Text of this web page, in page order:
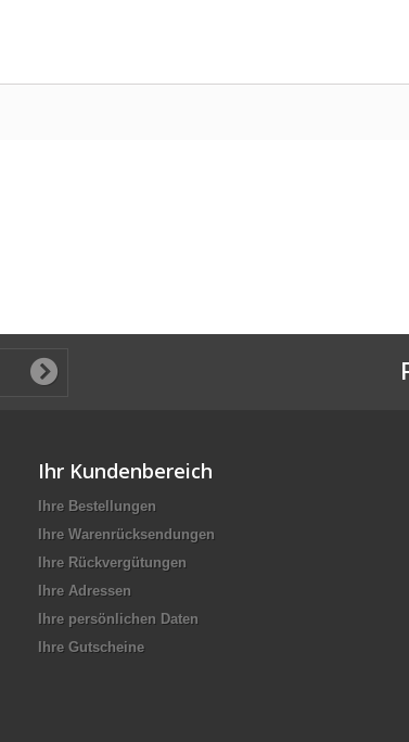
Ihr Kundenbereich
Ihre Bestellungen
Ihre Warenrücksendungen
Ihre Rückvergütungen
Ihre Adressen
Ihre persönlichen Daten
Ihre Gutscheine